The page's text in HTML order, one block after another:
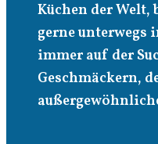
Küchen der
gerne unterwegs
immer auf der
Geschmäckern,